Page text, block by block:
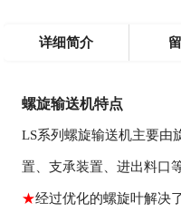
详细简介
螺旋输送机特点
LS系列螺旋输送机主要由
置、支承装置、进出料口
★经过优化的螺旋叶解决